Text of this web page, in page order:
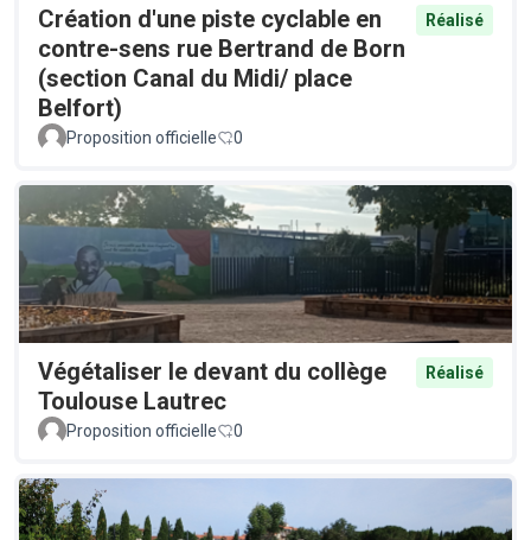
Création d'une piste cyclable en
contre-sens rue Bertrand de Born
(section Canal du Midi/ place
Belfort)
Réalisé
Proposition officielle 0
Végétaliser le devant du collège
Toulouse Lautrec
Réalisé
Proposition officielle 0